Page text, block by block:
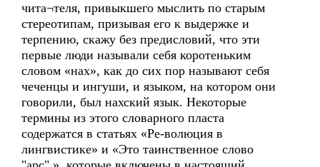
чита¬теля, привыкшего мыслить по старым
стереотипам, призывая его к выдержке и
терпению, скажу без предисловий, что эти
первые люди называли себя коротеньким
словом «нах», как до сих пор называют себя
чеченцы и ингуши, и языком, на котором они
говорили, был нахский язык. Некоторые
термины из этого словарного пласта
содержатся в статьях «Ре-волюция в
лингвистике» и «Это таинственное слово